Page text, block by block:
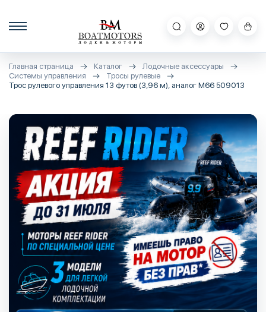
Главная страница Каталог
Лодочные аксессуары
Системы управления
Тросы рулевые
Трос рулевого управления 13 футов (3,96 м), аналог М66 509013